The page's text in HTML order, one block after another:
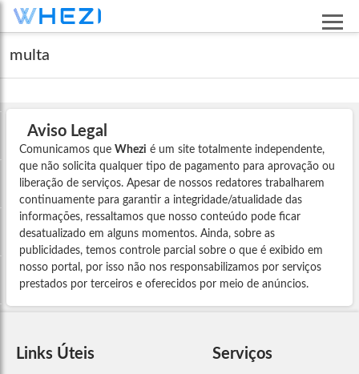
multa
Aviso Legal
Comunicamos que Whezi é um site totalmente independente,
que não solicita qualquer tipo de pagamento para aprovação ou
liberação de serviços. Apesar de nossos redatores trabalharem
continuamente para garantir a integridade/atualidade das
informações, ressaltamos que nosso conteúdo pode ficar
desatualizado em alguns momentos. Ainda, sobre as
publicidades, temos controle parcial sobre o que é exibido em
nosso portal, por isso não nos responsabilizamos por serviços
prestados por terceiros e oferecidos por meio de anúncios.
Links Úteis Serviços